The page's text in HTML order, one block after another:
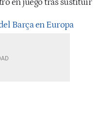
en juego tras sustituir
Barça en Europa